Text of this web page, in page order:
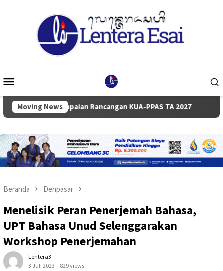
Mobile
Moving NewsRancangan KUA-PPAS TA 2027 Pemkab dan
Beranda Denpasar
Menelisik Peran Penerjemah Bahasa,
UPT Bahasa Unud Selenggarakan
Workshop Penerjemahan
Lentera3
3 Juli 2023
829 views